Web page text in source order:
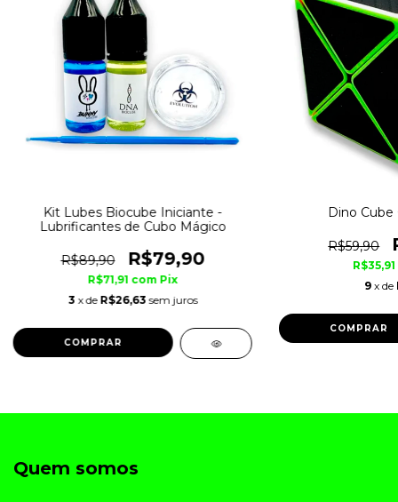
Kit Lubes Biocube Iniciante -
Lubrificantes de Cubo Mágico
R$89,90 R$79,90
R$71,91 com Pix
3 x de R$26,63 sem juros
Dino Cube
R$59,90
R$35,91
9 x de
Quem somos